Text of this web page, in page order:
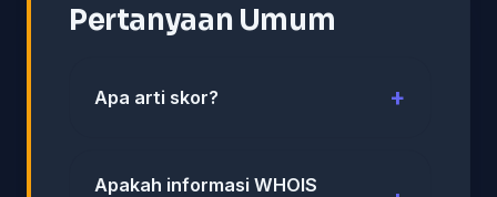
Pertanyaan Umum
Apa arti skor?
Apakah informasi WHOIS